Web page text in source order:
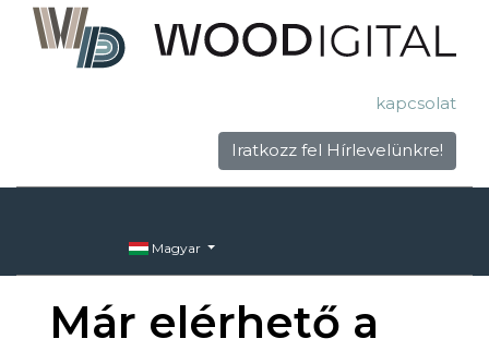
kapcsolat
Iratkozz fel Hírlevelünkre!
Magyar
Már elérhető a